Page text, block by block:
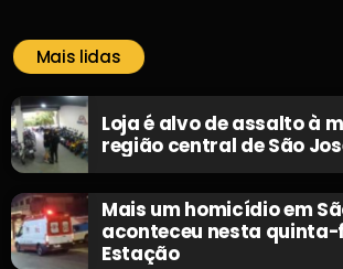
Mais lidas
Loja é alvo de assalto à
região central de São
Mais um homicídio em
aconteceu nesta quinta-
Estação